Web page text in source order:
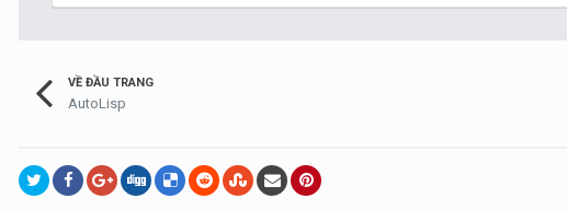
VỀ ĐẦU TRANG
AutoLisp